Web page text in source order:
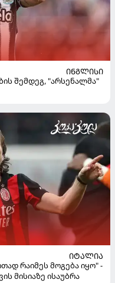
ᲘᲜᲒᲚᲘᲡᲘ
შემდეგ, "არსენალმა"
ᲘᲢᲐᲚᲘᲐ
რაიმეს მოგება იყო" -
მისიაზე ისაუბრა